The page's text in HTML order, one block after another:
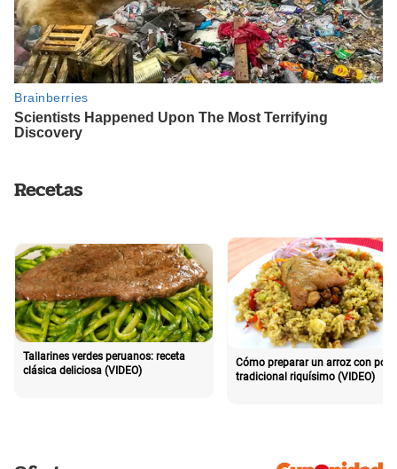
Recetas
Tallarines verdes peruanos: receta
clásica deliciosa (VIDEO)
Cómo preparar un arroz con pollo
tradicional riquísimo (VIDEO)